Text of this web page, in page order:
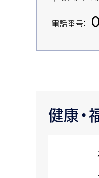
電話番号：
健康・